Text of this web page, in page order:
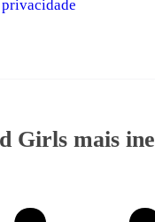
Girls mais